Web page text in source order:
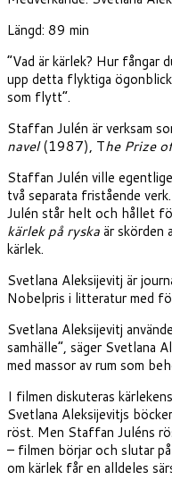
Längd: 89 min
”Vad är kärlek? Hur fångar
upp detta flyktiga
som flytt”.
Staffan Julén är verksam
navel(1987), The Prize
Staffan Julén ville
två separata fristående
Julén står helt och hållet
kärlek på ryskaär skörden
kärlek.
Svetlana Aleksijevitj är
Nobelpris i litteratur med
Svetlana Aleksijevitj
samhälle”, säger Svetlana
med massor av rum som
I filmen diskuteras
Svetlana Aleksijevitjs
röst. Men Staffan Juléns
– filmen börjar och slutar
om kärlek får en alldeles